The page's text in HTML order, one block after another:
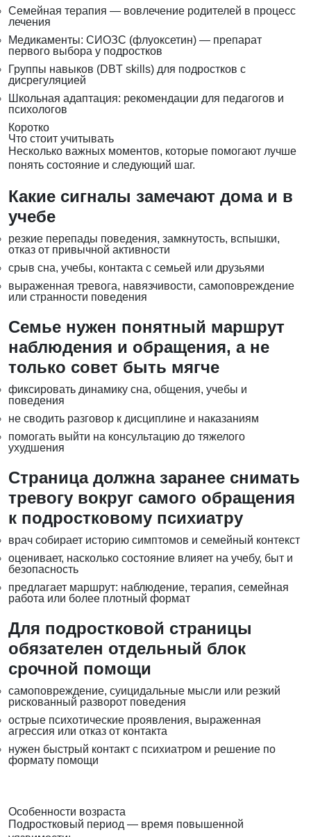
Семейная терапия — вовлечение родителей в процесс
лечения
Медикаменты: СИОЗС (флуоксетин) — препарат
первого выбора у подростков
Группы навыков (DBT skills) для подростков с
дисрегуляцией
Школьная адаптация: рекомендации для педагогов и
психологов
Коротко
Что стоит учитывать
Несколько важных моментов, которые помогают лучше
понять состояние и следующий шаг.
Какие сигналы замечают дома и в
учебе
резкие перепады поведения, замкнутость, вспышки,
отказ от привычной активности
срыв сна, учебы, контакта с семьей или друзьями
выраженная тревога, навязчивости, самоповреждение
или странности поведения
Семье нужен понятный маршрут
наблюдения и обращения, а не
только совет быть мягче
фиксировать динамику сна, общения, учебы и
поведения
не сводить разговор к дисциплине и наказаниям
помогать выйти на консультацию до тяжелого
ухудшения
Страница должна заранее снимать
тревогу вокруг самого обращения
к подростковому психиатру
врач собирает историю симптомов и семейный контекст
оценивает, насколько состояние влияет на учебу, быт и
безопасность
предлагает маршрут: наблюдение, терапия, семейная
работа или более плотный формат
Для подростковой страницы
обязателен отдельный блок
срочной помощи
самоповреждение, суицидальные мысли или резкий
рискованный разворот поведения
острые психотические проявления, выраженная
агрессия или отказ от контакта
нужен быстрый контакт с психиатром и решение по
формату помощи
Особенности возраста
Подростковый период — время повышенной